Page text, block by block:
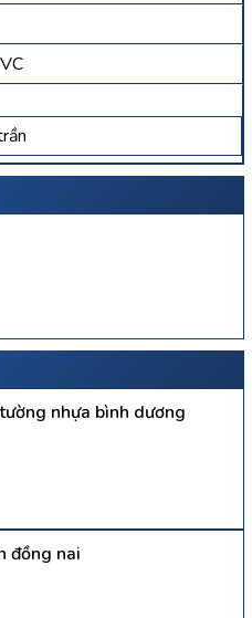
nhựa bình dương
đồng nai